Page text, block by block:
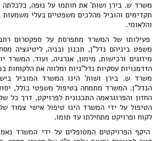
משרד ש. בירן ושות’ את חותמו על נופה,
תקדימים והוביל מהלכים משפטיים בעלי משמעות
והלאומי.
פעילותו של המשרד מתפרסת על ספקטרום
משפט ביניהם נדל”ן, תכנון ובניה, ליטיגציה
מיזוגים ורכישות, מימון, אנרגיה, ועוד. המשרד
הזדמנויות עסקיות נדל”ניות ומלווה את הלקוחות
משרד ש. בירן ושות’ הינו המשרד המוביל
הנדל”ן. המשרד מתמחה בטיפול משפטי כולל,
החזון והפרוגראמה התכנונית לפרויקט, דרך כל
הטיפול על ידי המשרד הינו טיפול אישי צמוד
לקוח ופרויקט מתחילתו עד תומו.
היקף הפרויקטים המטופלים על ידי המשרד